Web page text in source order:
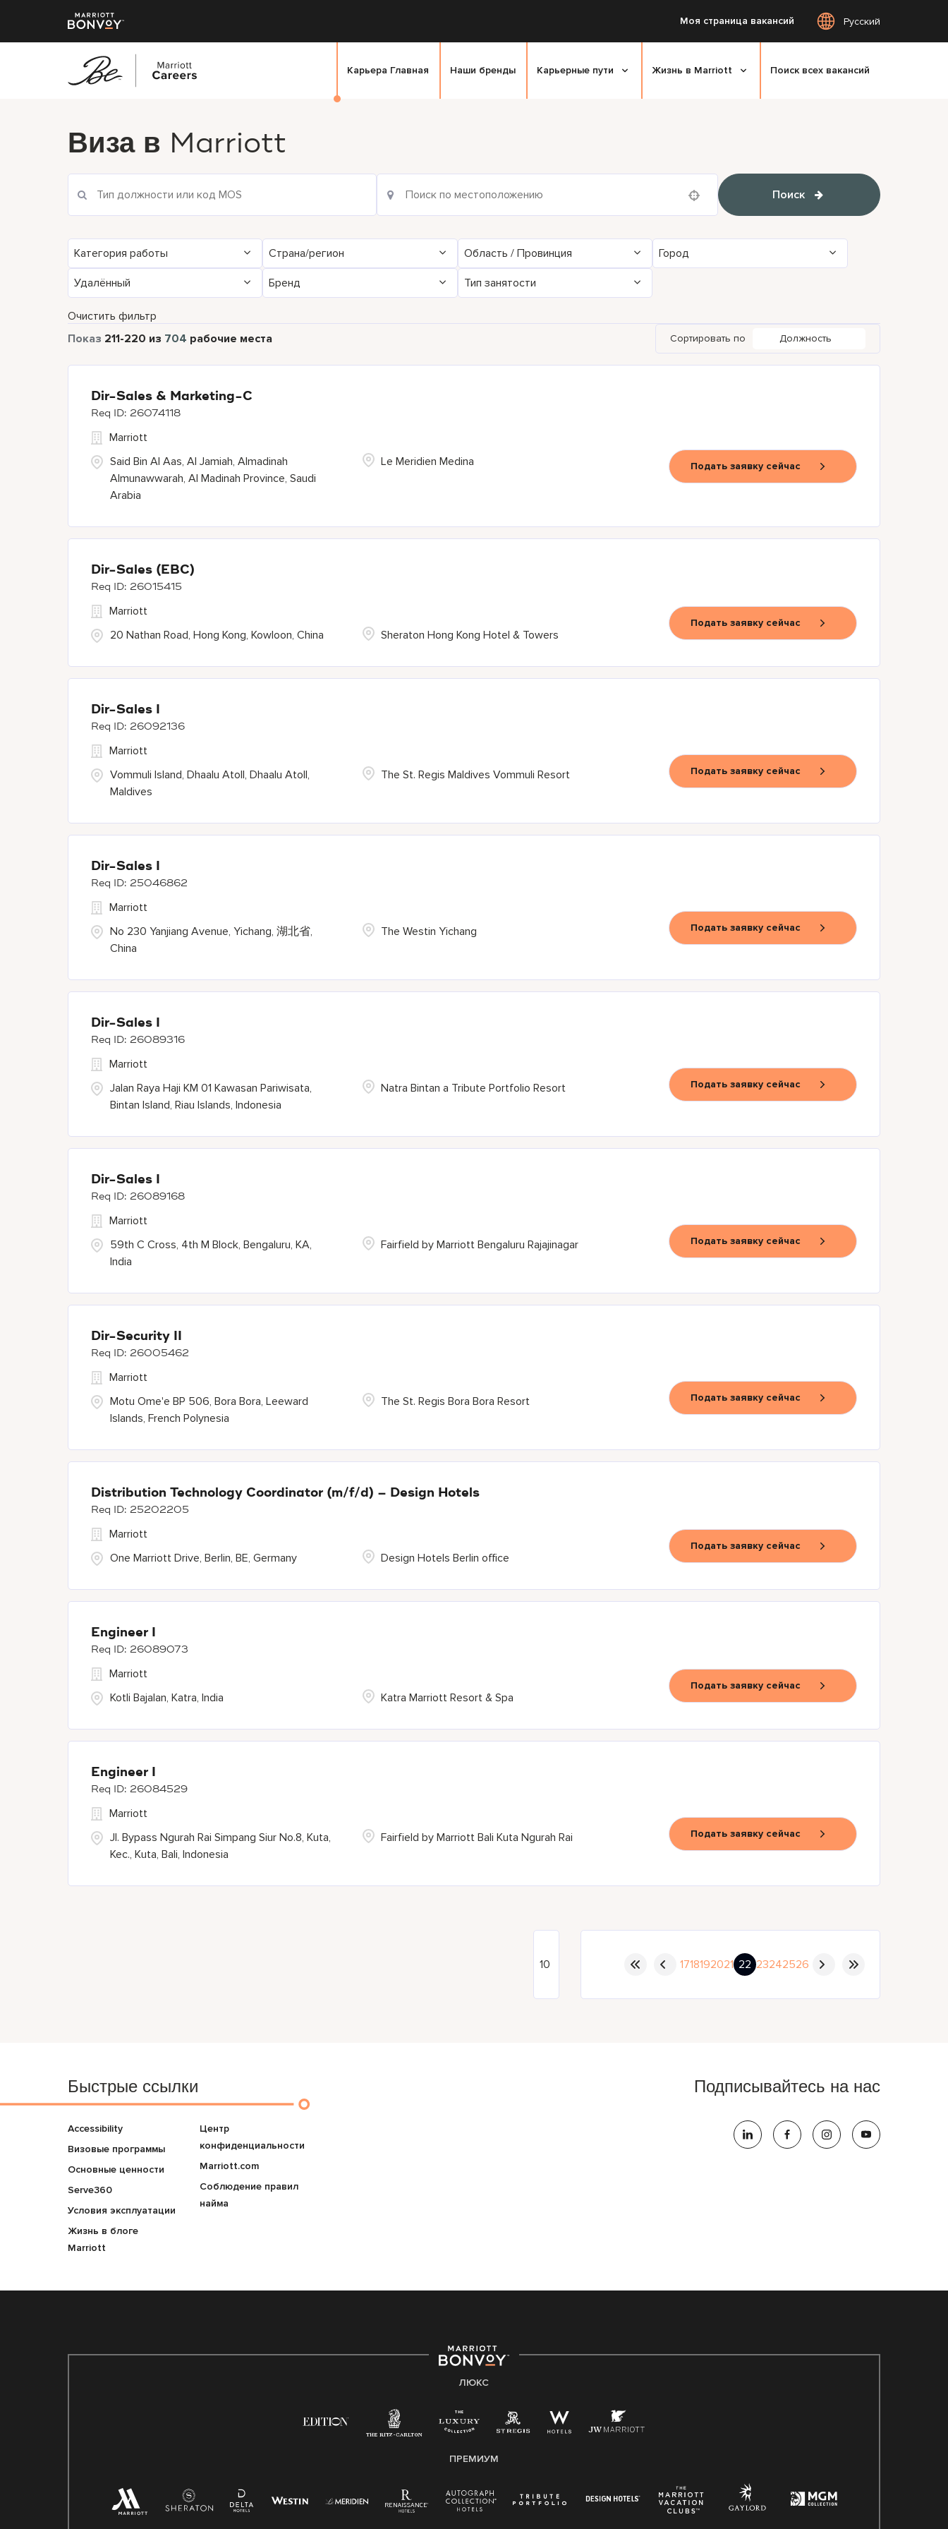
Моя страница вакансий Русский
Карьера Главная Наши бренды Карьерные пути Жизнь в Marriott Поиск всех вакансий
Виза в Marriott
Поиск
Категория работы Страна/регион Область / Провинция Город
Удалённый Бренд Тип занятости
Очистить фильтр
Показ 211-220 из 704 рабочие места Сортировать по Должность
Dir-Sales & Marketing-C
26074118
Said Bin Al Aas, Al Jamiah, Almadinah
Almunawwarah, Al Madinah Province, Saudi
Arabia
Marriott
Le Meridien Medina
Подать заявку сейчас
Dir-Sales (EBC)
26015415
20 Nathan Road, Hong Kong, Kowloon, China
Marriott
Sheraton Hong Kong Hotel & Towers
Подать заявку сейчас
Dir-Sales I
26092136
Vommuli Island, Dhaalu Atoll, Dhaalu Atoll,
Maldives
Marriott
The St. Regis Maldives Vommuli Resort
Подать заявку сейчас
Dir-Sales I
25046862
No 230 Yanjiang Avenue, Yichang, 湖北省,
China
Marriott
The Westin Yichang
Подать заявку сейчас
Dir-Sales I
26089316
Jalan Raya Haji KM 01 Kawasan Pariwisata,
Bintan Island, Riau Islands, Indonesia
Marriott
Natra Bintan a Tribute Portfolio Resort
Подать заявку сейчас
Dir-Sales I
26089168
59th C Cross, 4th M Block, Bengaluru, KA,
India
Marriott
Fairfield by Marriott Bengaluru Rajajinagar
Подать заявку сейчас
Dir-Security II
26005462
Motu Ome'e BP 506, Bora Bora, Leeward
Islands, French Polynesia
Marriott
The St. Regis Bora Bora Resort
Подать заявку сейчас
Distribution Technology Coordinator (m/f/d) – Design Hotels
25202205
One Marriott Drive, Berlin, BE, Germany
Marriott
Design Hotels Berlin office
Подать заявку сейчас
Engineer I
26089073
Kotli Bajalan, Katra, India
Marriott
Katra Marriott Resort & Spa
Подать заявку сейчас
Engineer I
26084529
Jl. Bypass Ngurah Rai Simpang Siur No.8, Kuta,
Kec., Kuta, Bali, Indonesia
Marriott
Fairfield by Marriott Bali Kuta Ngurah Rai
Подать заявку сейчас
1718192021 22 23242526
Быстрые ссылки
Accessibility
Визовые программы
Основные ценности
Serve360
Условия эксплуатации
Жизнь в блоге
Marriott
Центр
конфиденциальности
Marriott.com
Соблюдение правил
найма
Подписывайтесь на нас
ЛЮКС
ПРЕМИУМ